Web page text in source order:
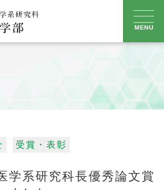
MENU
受賞・表彰
学系研究科長優秀論文賞